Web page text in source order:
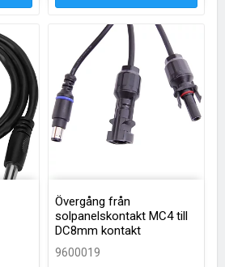
Övergång från
solpanelskontakt MC4 till
DC8mm kontakt
9600019